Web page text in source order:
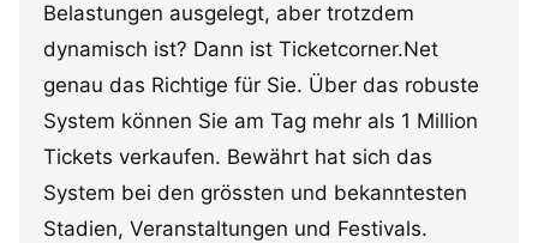
Belastungen ausgelegt, aber trotzdem
dynamisch ist? Dann ist Ticketcorner.Net
genau das Richtige für Sie. Über das robuste
System können Sie am Tag mehr als 1 Million
Tickets verkaufen. Bewährt hat sich das
System bei den grössten und bekanntesten
Stadien, Veranstaltungen und Festivals.